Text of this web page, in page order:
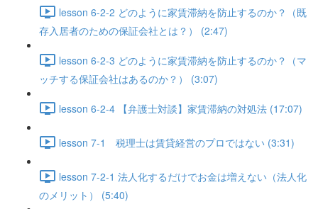
lesson 6-2-2 どのように家賃滞納を防止するのか？（既
存入居者のための保証会社とは？） (2:47)
lesson 6-2-3 どのように家賃滞納を防止するのか？（マ
ッチする保証会社はあるのか？） (3:07)
lesson 6-2-4 【弁護士対談】家賃滞納の対処法 (17:07)
lesson 7-1 税理士は賃貸経営のプロではない (3:31)
lesson 7-2-1 法人化するだけでお金は増えない（法人化
のメリット） (5:40)